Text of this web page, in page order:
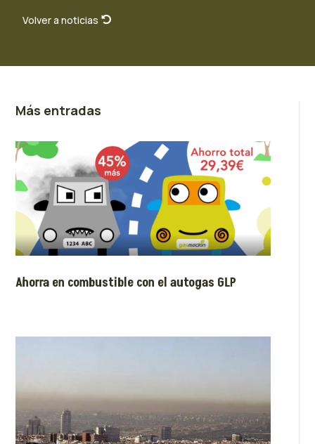
Volver a noticias
Más entradas
Ahorra en combustible con el autogas GLP